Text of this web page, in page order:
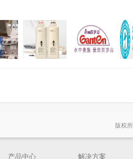
版权
产品中心 解决方案